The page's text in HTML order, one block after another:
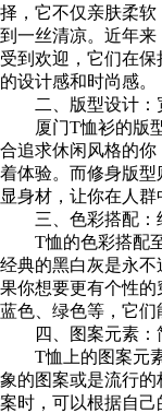
择，它不仅亲肤柔
到一丝清凉。近年
受到欢迎，它们在
的设计感和时尚感。
二、版型设计：
厦门T恤衫的版型
合追求休闲风格的
着体验。而修身版
显身材，让你在人群
三、色彩搭配：
T恤的色彩搭配至
经典的黑白灰是永
果你想要更有个性的
蓝色、绿色等，它们
四、图案元素：
T恤上的图案元素
象的图案或是流行
案时，可以根据自